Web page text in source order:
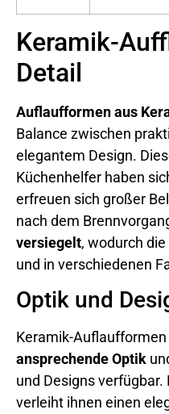
Keramik-
Detail
Auflaufformen aus
Balance zwischen
elegantem Design.
Küchenhelfer haben
erfreuen sich großer
nach dem
versiegelt, wodurch
und in verschiedenen
Optik und
Keramik-
ansprechende Optik
und Designs
verleiht ihnen einen